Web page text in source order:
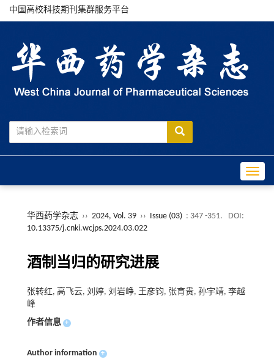
中国高校科技期刊集群服务平台
华西药学杂志 ›› 2024, Vol. 39 ›› Issue (03) : 347 -351.
DOI:
10.13375/j.cnki.wcjps.2024.03.022
酒制当归的研究进展
张转红, 高飞云, 刘婷, 刘岩峥, 王彦钧, 张育贵, 孙宇靖, 李越
峰
作者信息 +
Author information +